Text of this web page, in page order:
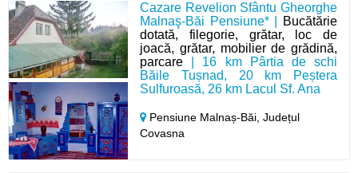
Cazare Revelion Sfântu Gheorghe
Malnaş-Băi Pensiune* |
Bucătărie
dotată, filegorie, grătar, loc de
joacă, grătar, mobilier de grădină,
parcare | 16 km Pârtia de schi
Băile Tușnad, 20 km Peștera
Sulfuroasă, 26 km Lacul Sf. Ana
Pensiune Malnaș-Băi,Județul
Covasna